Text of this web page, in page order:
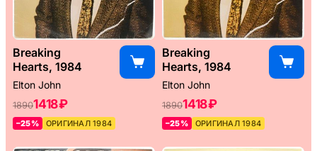
Breaking
Hearts, 1984
Elton John
18901418 ₽
–25% ОРИГИНАЛ 1984
Breaking
Hearts, 1984
Elton John
18901418 ₽
–25% ОРИГИНАЛ 1984